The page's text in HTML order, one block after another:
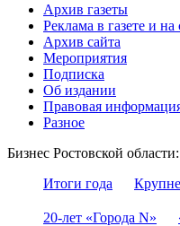
Архив газеты
Реклама в газете и на
Архив сайта
Мероприятия
Подписка
Об издании
Правовая
Разное
Бизнес Ростовской
Итоги года
20-лет «Города N»